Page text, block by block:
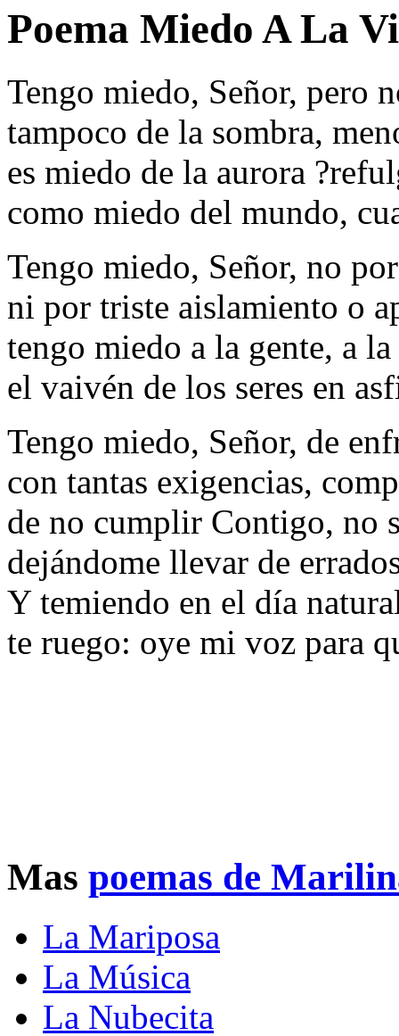
Poema Miedo A La
Tengo miedo, Señor, pero
tampoco de la sombra,
es miedo de la aurora
como miedo del mundo,
Tengo miedo, Señor, no
ni por triste aislamiento o
tengo miedo a la gente, a
el vaivén de los seres en
Tengo miedo, Señor, de
con tantas exigencias,
de no cumplir Contigo, no
dejándome llevar de
Y temiendo en el día
te ruego: oye mi voz para
Mas poemas de
La Mariposa
La Música
La Nubecita